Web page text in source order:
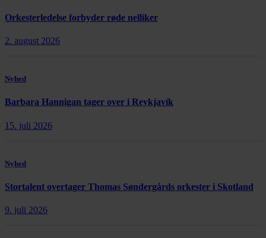
Orkesterledelse forbyder røde nelliker
2. august 2026
Nyhed
Barbara Hannigan tager over i Reykjavík
15. juli 2026
Nyhed
Stortalent overtager Thomas Søndergårds orkester i Skotland
9. juli 2026